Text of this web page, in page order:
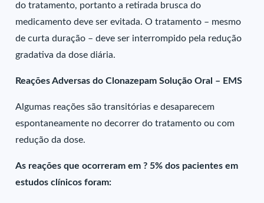
do tratamento, portanto a retirada brusca do
medicamento deve ser evitada. O tratamento – mesmo
de curta duração – deve ser interrompido pela redução
gradativa da dose diária.
Reações Adversas do Clonazepam Solução Oral – EMS
Algumas reações são transitórias e desaparecem
espontaneamente no decorrer do tratamento ou com
redução da dose.
As reações que ocorreram em ? 5% dos pacientes em
estudos clínicos foram: